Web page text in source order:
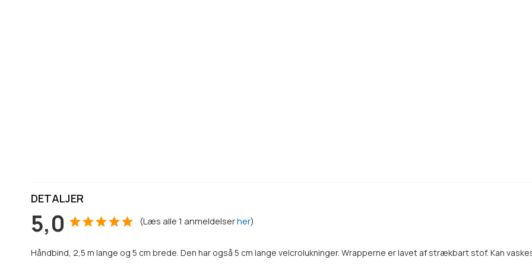
DETALJER
5,0 (Læs alle1 anmeldelserher)
Håndbind, 2,5 m lange og 5 cm brede. Den har også 5 cm lange velcrolukninger. Wrapperne er lavet af strækbart stof. Kan